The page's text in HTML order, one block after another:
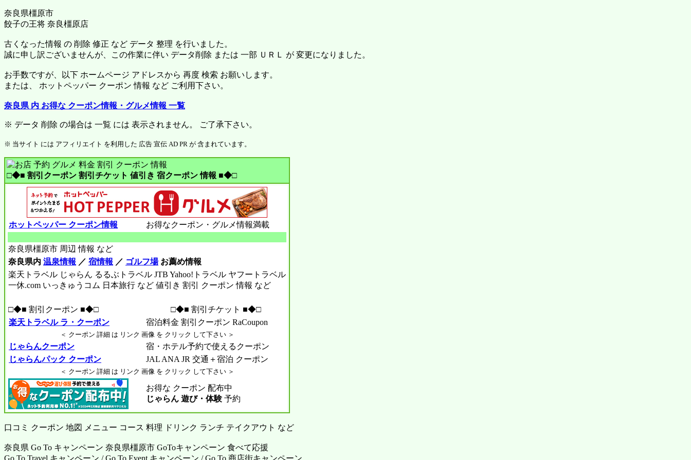
奈良県橿原市
餃子の王将 奈良橿原店
古くなった情報 の 削除 修正 など データ 整理 を行いました。
誠に申し訳ございませんが、この作業に伴い データ削除 または 一部 ＵＲＬ が 変更になりました。
お手数ですが、以下 ホームページ アドレスから 再度 検索 お願いします。
または、 ホットペッパー クーポン 情報 など ご利用下さい。
奈良県 内 お得な クーポン情報・グルメ情報 一覧
※ データ 削除 の場合は 一覧 には 表示されません。 ご了承下さい。
※ 当サイト には アフィリエイト を利用した 広告 宣伝 AD PR が 含まれています。
□◆■ 割引クーポン 割引チケット 値引き 宿クーポン 情報 ■◆□
ホットペッパー クーポン情報 お得なクーポン・グルメ情報満載
奈良県橿原市 周辺 情報 など
奈良県内 温泉情報 ／ 宿情報 ／ ゴルフ場お薦め情報
楽天トラベル じゃらん るるぶトラベル JTB Yahoo!トラベル ヤフートラベル
一休.com いっきゅうコム 日本旅行 など 値引き 割引 クーポン 情報 など
□◆■ 割引クーポン ■◆□
□◆■ 割引チケット ■◆□
楽天トラベル ラ・クーポン
宿泊料金 割引クーポン RaCoupon
＜ クーポン 詳細 は リンク 画像 を クリック して下さい ＞
じゃらんクーポン
宿・ホテル予約で使えるクーポン
じゃらんパック クーポン
JAL ANA JR 交通＋宿泊 クーポン
＜ クーポン 詳細 は リンク 画像 を クリック して下さい ＞
お得な クーポン 配布中
じゃらん 遊び・体験予約
口コミ クーポン 地図 メニュー コース 料理 ドリンク ランチ テイクアウト など
奈良県 Go To キャンペーン 奈良県橿原市 GoToキャンペーン 食べて応援
Go To Travel キャンペーン / Go To Event キャンペーン / Go To 商店街キャンペーン